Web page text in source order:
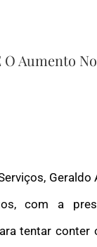
Aumento
Geraldo
, com a
tentar conter